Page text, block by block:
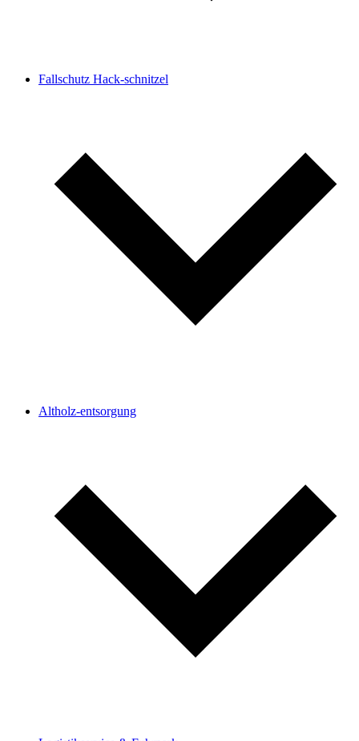
Fallschutz Hack-schnitzel
Altholz-entsorgung